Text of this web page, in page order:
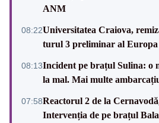
ANM
08:22Universitatea Craiova,
turul 3 preliminar al Europa
08:13Incident pe brațul Sulina: o
la mal. Mai multe
07:58Reactorul 2 de la
Intervenția de pe brațul